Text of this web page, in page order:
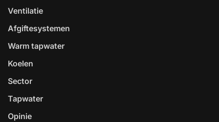
Ventilatie
Afgiftesystemen
Warm tapwater
Koelen
Sector
Tapwater
Opinie